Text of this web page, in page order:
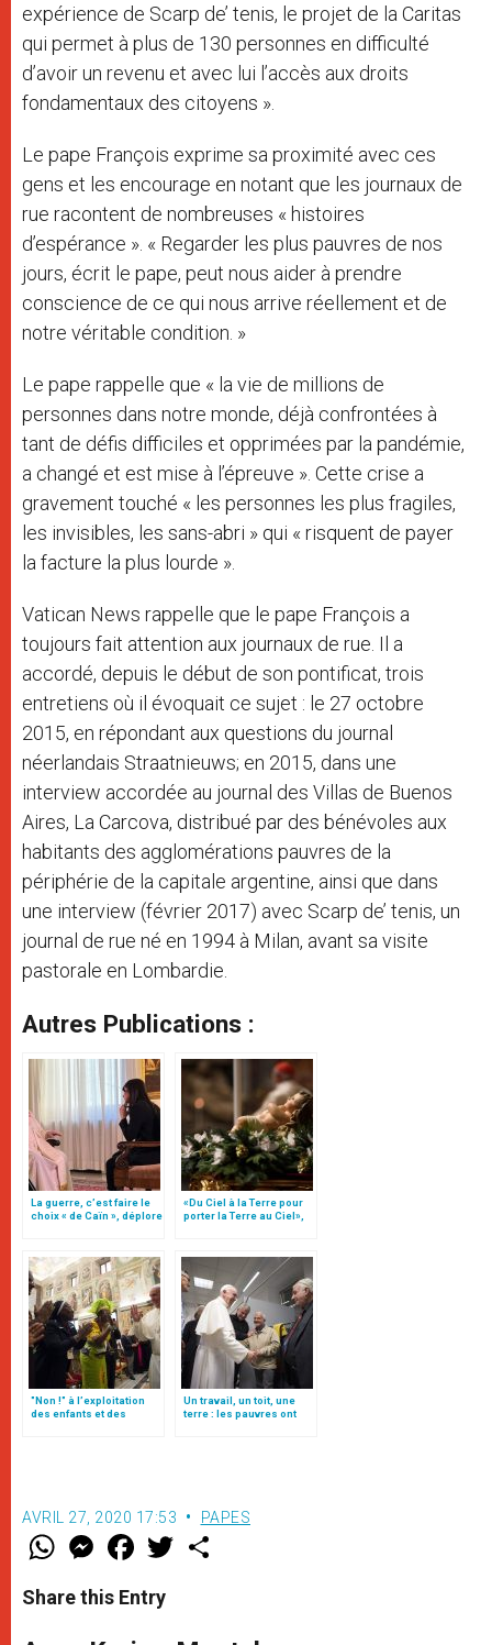
expérience de Scarp de’ tenis, le projet de la Caritas
qui permet à plus de 130 personnes en difficulté
d’avoir un revenu et avec lui l’accès aux droits
fondamentaux des citoyens ».
Le pape François exprime sa proximité avec ces
gens et les encourage en notant que les journaux de
rue racontent de nombreuses « histoires
d’espérance ». « Regarder les plus pauvres de nos
jours, écrit le pape, peut nous aider à prendre
conscience de ce qui nous arrive réellement et de
notre véritable condition. »
Le pape rappelle que « la vie de millions de
personnes dans notre monde, déjà confrontées à
tant de défis difficiles et opprimées par la pandémie,
a changé et est mise à l’épreuve ». Cette crise a
gravement touché « les personnes les plus fragiles,
les invisibles, les sans-abri » qui « risquent de payer
la facture la plus lourde ».
Vatican News rappelle que le pape François a
toujours fait attention aux journaux de rue. Il a
accordé, depuis le début de son pontificat, trois
entretiens où il évoquait ce sujet : le 27 octobre
2015, en répondant aux questions du journal
néerlandais Straatnieuws; en 2015, dans une
interview accordée au journal des Villas de Buenos
Aires, La Carcova, distribué par des bénévoles aux
habitants des agglomérations pauvres de la
périphérie de la capitale argentine, ainsi que dans
une interview (février 2017) avec Scarp de’ tenis, un
journal de rue né en 1994 à Milan, avant sa visite
pastorale en Lombardie.
Autres Publications :
La guerre, c’est faire le
choix « de Caïn », déplore
«Du Ciel à la Terre pour
porter la Terre au Ciel»,
"Non !" à l’exploitation
des enfants et des
Un travail, un toit, une
terre : les pauvres ont
AVRIL 27, 2020 17:53 PAPES
W
t
s
M
e
s
e
F
a
e
b
w
Share this Entry